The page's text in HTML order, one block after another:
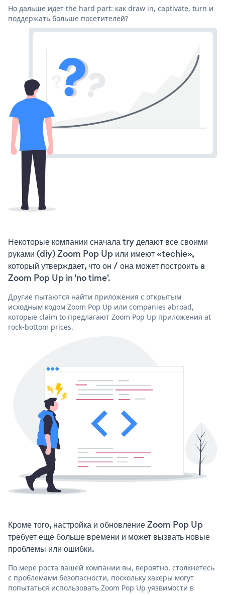
Но дальше идет the hard part: как draw in, captivate, turn и
поддержать больше посетителей?
Некоторые компании сначала try делают все своими
руками (diy) Zoom Pop Up или имеют «techie»,
который утверждает, что он / она может построить a
Zoom Pop Up in 'no time'.
Другие пытаются найти приложения с открытым
исходным кодом Zoom Pop Up или companies abroad,
которые claim to предлагают Zoom Pop Up приложения at
rock-bottom prices.
Кроме того, настройка и обновление Zoom Pop Up
требует еще больше времени и может вызвать новые
проблемы или ошибки.
По мере роста вашей компании вы, вероятно, столкнетесь
с проблемами безопасности, поскольку хакеры могут
попытаться использовать Zoom Pop Up уязвимости в